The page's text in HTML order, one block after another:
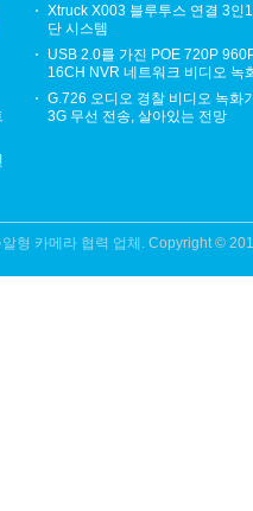
Xtruck X003 블루투스 연결 3인
단 시스템
USB 2.0를 가진 POE 720P
16CH NVR 네트워크 비디오 녹
G.726 오디오 경찰 비디오 녹화
3G 무선 전송, 살아있는 전망
형 카메라 협력 업체. Copyright ©